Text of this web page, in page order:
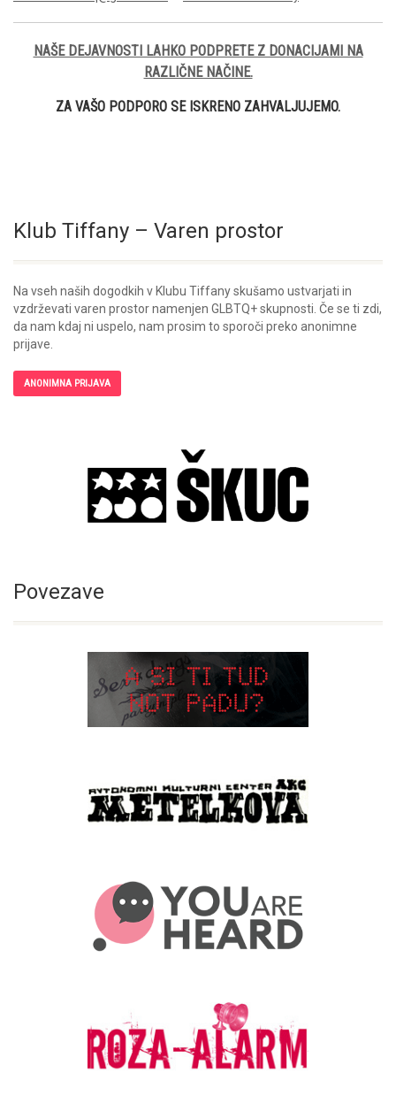
NAŠE DEJAVNOSTI LAHKO PODPRETE Z DONACIJAMI NA
RAZLIČNE NAČINE.
ZA VAŠO PODPORO SE ISKRENO ZAHVALJUJEMO.
Klub Tiffany – Varen prostor
Na vseh naših dogodkih v Klubu Tiffany skušamo ustvarjati in
vzdrževati varen prostor namenjen GLBTQ+ skupnosti. Če se ti zdi,
da nam kdaj ni uspelo, nam prosim to sporoči preko anonimne
prijave.
ANONIMNA PRIJAVA
Povezave